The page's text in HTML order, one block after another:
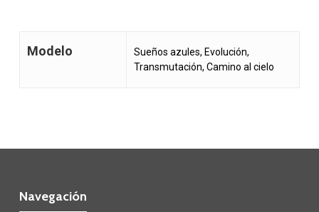
Modelo
Sueños azules, Evolución,
Transmutación, Camino al cielo
Navegación